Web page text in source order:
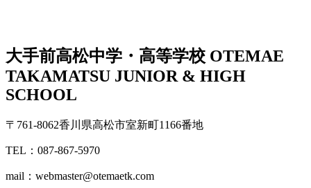
大手前高松中学・高等学校 OTEMAE
TAKAMATSU JUNIOR & HIGH
SCHOOL
〒761-8062香川県高松市室新町1166番地
TEL：087-867-5970
mail：webmaster@otemaetk.com